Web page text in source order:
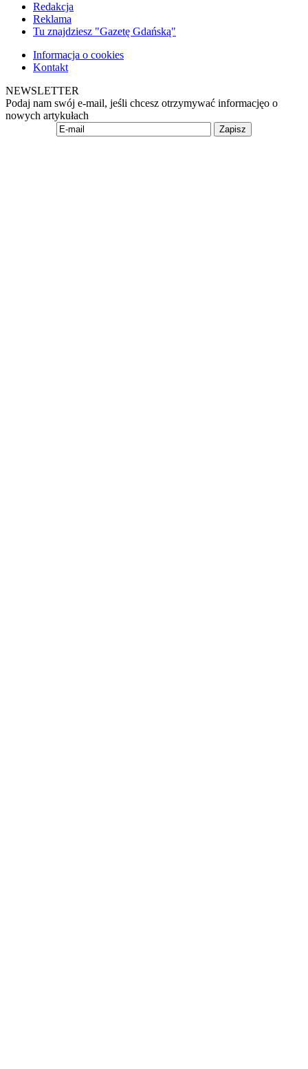
Redakcja
Reklama
Tu znajdziesz "Gazetę Gdańską"
Informacja o cookies
Kontakt
NEWSLETTER
Podaj nam swój e-mail, jeśli chcesz otrzymywać informacjęo o
nowych artykułach
Zapisz